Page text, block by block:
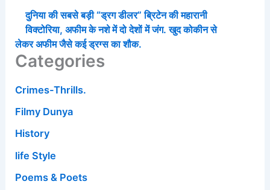
दुनिया की सबसे बड़ी “ड्रग डीलर” ब्रिटेन की महारानी
विक्टोरिया, अफीम के नशे में दो देशों में जंग. खुद कोकीन से
लेकर अफीम जैसे कई ड्रग्स का शौक.
Categories
Crimes-Thrills.
Filmy Dunya
History
life Style
Poems & Poets